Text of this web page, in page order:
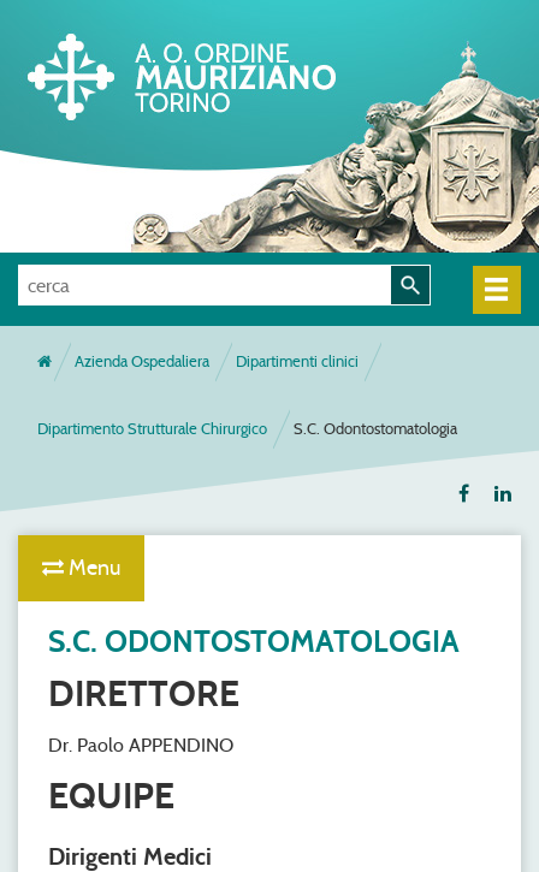
Azienda Ospedaliera Dipartimenti clinici
Dipartimento Strutturale Chirurgico S.C. Odontostomatologia
Menu
S.C. ODONTOSTOMATOLOGIA
DIRETTORE
Dr. Paolo APPENDINO
EQUIPE
Dirigenti Medici